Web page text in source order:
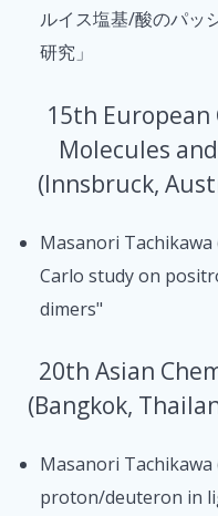
ルイス塩基/酸のパッ
研究」
15th European
Molecules
(Innsbruck,
Masanori
Carlo study on
dimers"
20th Asian
(Bangkok,
Masanori Tachikawa
proton/deuteron in